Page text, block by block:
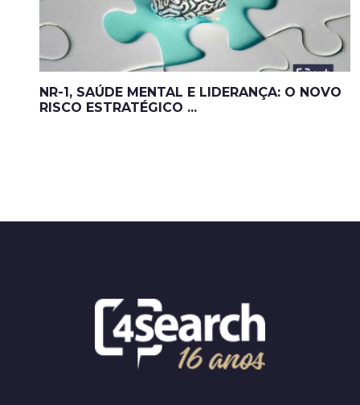
NR-1, SAÚDE MENTAL E LIDERANÇA: O NOVO
RISCO ESTRATÉGICO ...